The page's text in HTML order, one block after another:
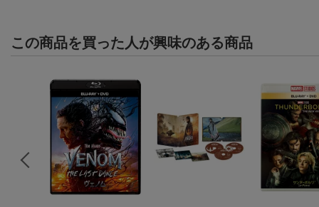
この商品を買った人が興味のある商品